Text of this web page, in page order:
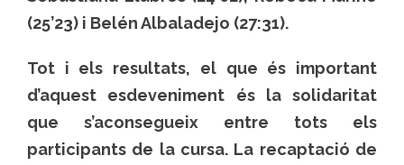
(25’23) i Belén Albaladejo (27:31).
Tot i els resultats, el que és important
d’aquest esdeveniment és la solidaritat
que s’aconsegueix entre tots els
participants de la cursa. La recaptació de